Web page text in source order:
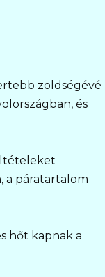
zöldségévé
és
a páratartalom
hőt kapnak a